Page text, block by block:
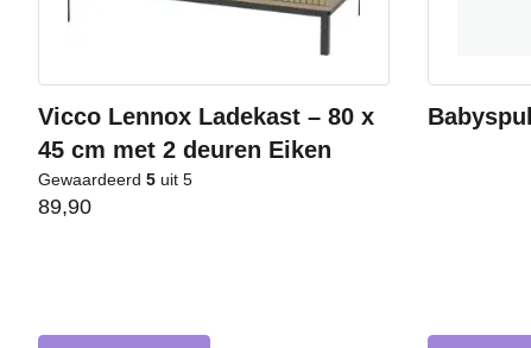
Vicco Lennox Ladekast – 80 x
45 cm met 2 deuren Eiken
Gewaardeerd 5 uit 5
89,90